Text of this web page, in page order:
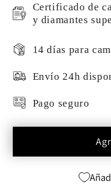
Certificado de
y diamantes
14 días para
Envío 24h
Pago seguro